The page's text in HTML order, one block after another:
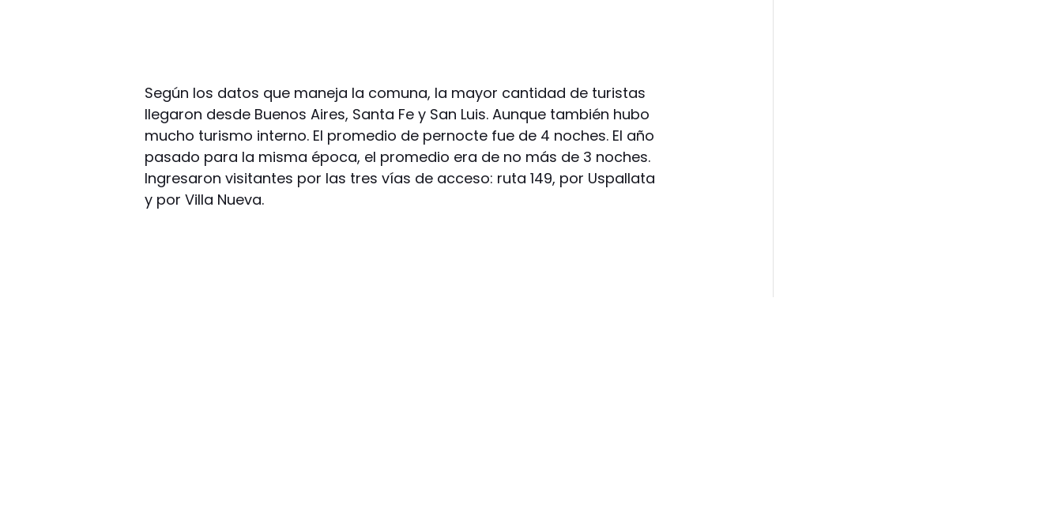
Según los datos que maneja la comuna, la mayor cantidad de turistas
llegaron desde Buenos Aires, Santa Fe y San Luis. Aunque también hubo
mucho turismo interno. El promedio de pernocte fue de 4 noches. El año
pasado para la misma época, el promedio era de no más de 3 noches.
Ingresaron visitantes por las tres vías de acceso: ruta 149, por Uspallata
y por Villa Nueva.